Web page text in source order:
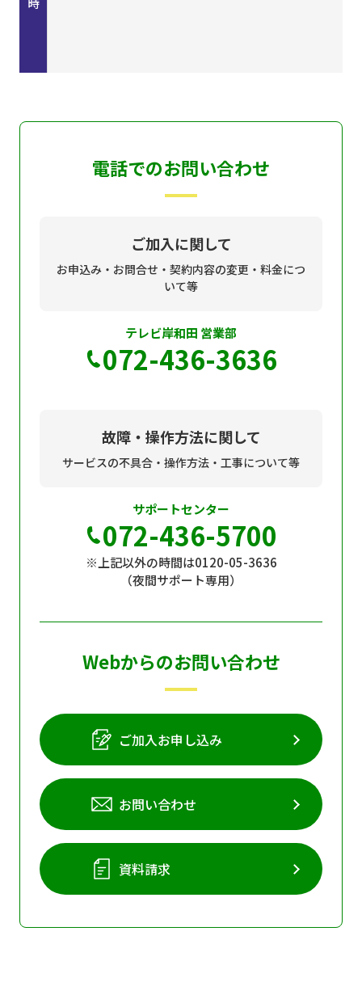
電話でのお問い合わせ
ご加入に関して
お申込み・お問合せ・契約内容の変更・料金につ
いて等
テレビ岸和田 営業部
072-436-3636
故障・操作方法に関して
サービスの不具合・操作方法・工事について等
サポートセンター
072-436-5700
※上記以外の時間は0120-05-3636
（夜間サポート専用）
Webからのお問い合わせ
ご加入お申し込み
お問い合わせ
資料請求